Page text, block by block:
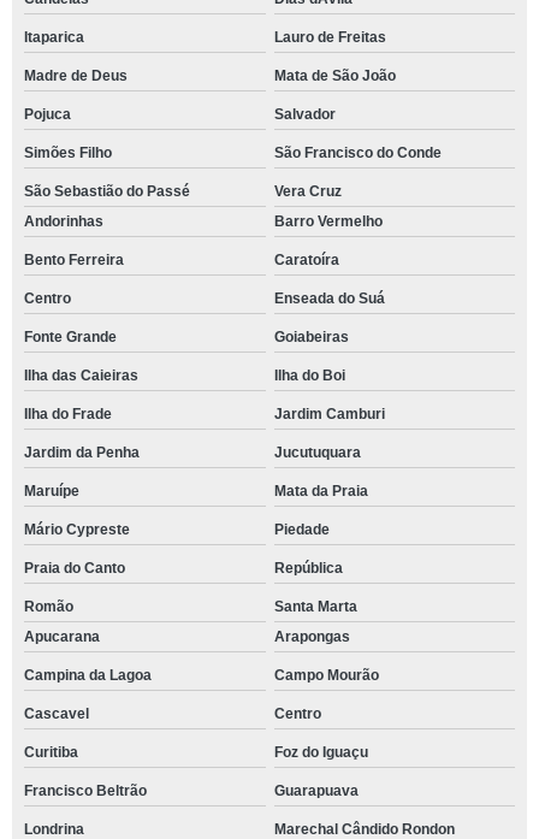
Itaparica Lauro de Freitas
Madre de Deus Mata de São João
Pojuca Salvador
Simões Filho São Francisco do Conde
São Sebastião do Passé
Vera Cruz
Andorinhas
Barro Vermelho
Bento Ferreira Caratoíra
Centro Enseada do Suá
Fonte Grande Goiabeiras
Ilha das Caieiras Ilha do Boi
Ilha do Frade Jardim Camburi
Jardim da Penha Jucutuquara
Maruípe Mata da Praia
Mário Cypreste Piedade
Praia do Canto República
Romão
Santa Marta
Apucarana
Arapongas
Campina da Lagoa Campo Mourão
Cascavel Centro
Curitiba Foz do Iguaçu
Francisco Beltrão Guarapuava
Londrina Marechal Cândido Rondon